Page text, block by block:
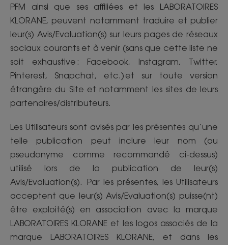
PFM ainsi que ses affiliées et les LABORATOIRES
KLORANE, peuvent notamment traduire et publier
leur(s) Avis/Evaluation(s) sur leurs pages de réseaux
sociaux courants et à venir (sans que cette liste ne
soit exhaustive : Facebook, Instagram, Twitter,
Pinterest, Snapchat, etc.) et sur toute version
étrangère du Site et notamment les sites de leurs
partenaires/distributeurs.
Les Utilisateurs sont avisés par les présentes qu’une
telle publication peut inclure leur nom (ou
pseudonyme comme recommandé ci-dessus)
utilisé lors de la publication de leur(s)
Avis/Evaluation(s). Par les présentes, les Utilisateurs
acceptent que leur(s) Avis/Evaluation(s) puisse(nt)
être exploité(s) en association avec la marque
LABORATOIRES KLORANE et les logos associés de la
marque LABORATOIRES KLORANE, et dans les